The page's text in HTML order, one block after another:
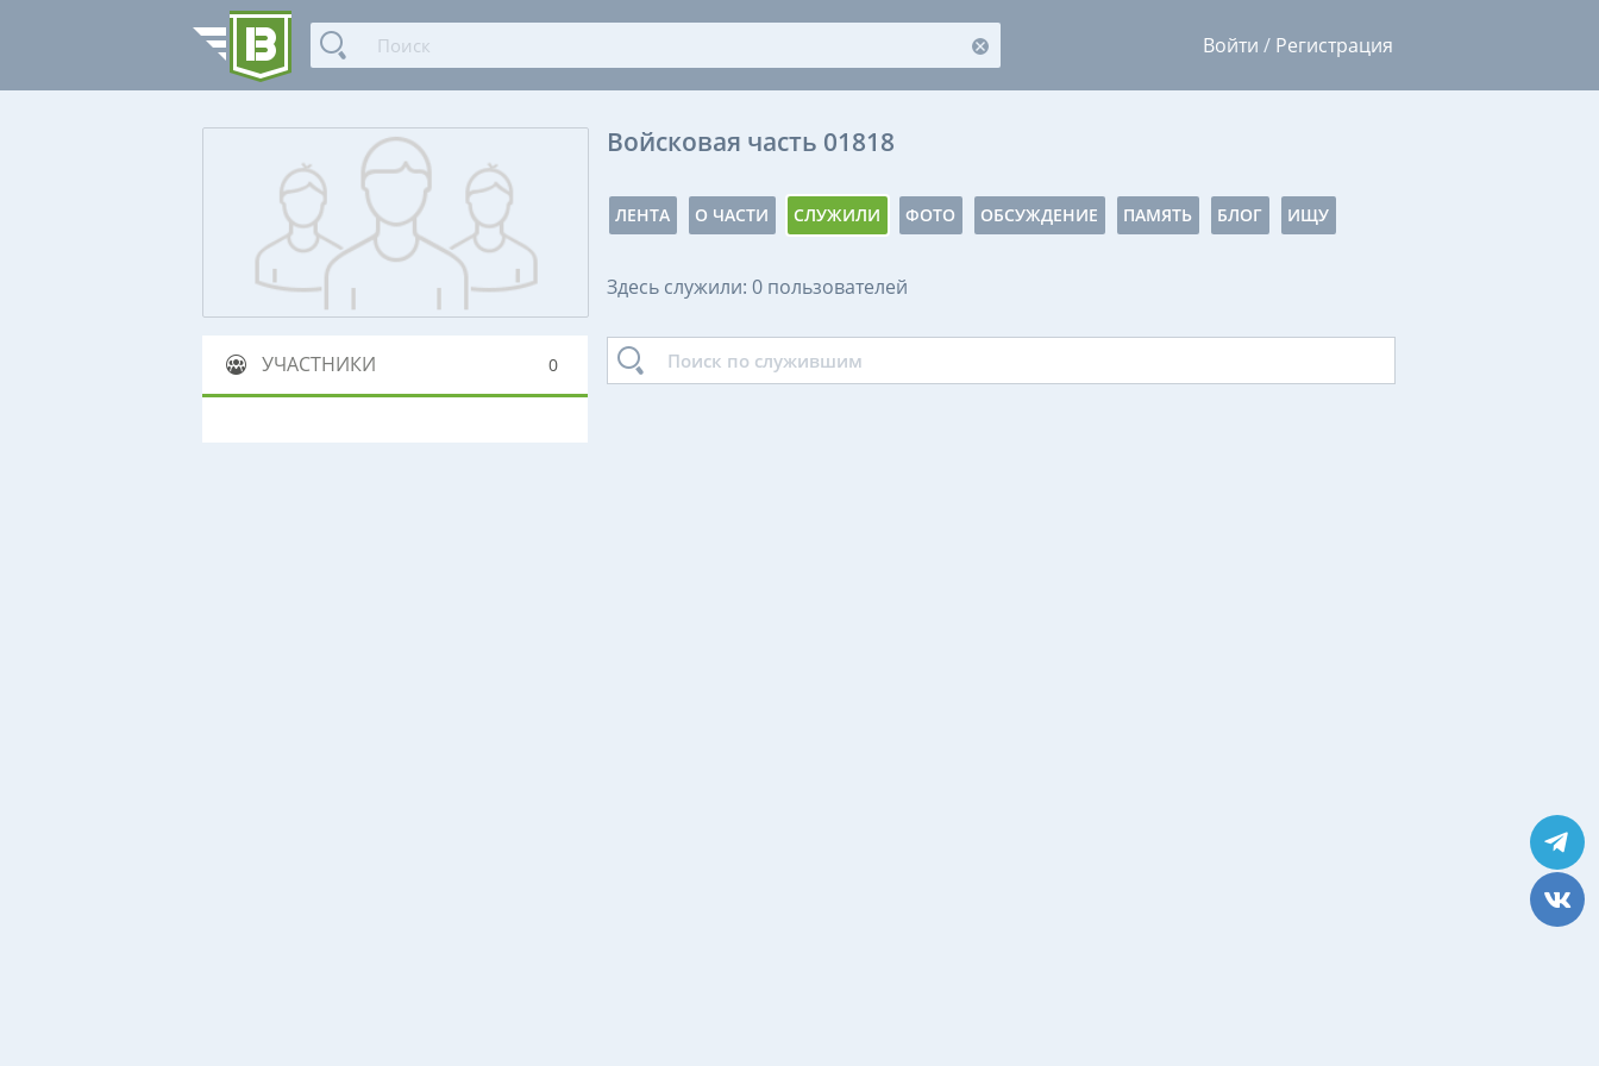
Войти / Регистрация
УЧАСТНИКИ 0
Войсковая часть 01818
ЛЕНТА О ЧАСТИ СЛУЖИЛИ ФОТО ОБСУЖДЕНИЕ ПАМЯТЬ БЛОГ ИЩУ
Здесь служили: 0 пользователей